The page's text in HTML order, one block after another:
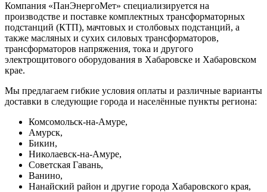
Компания «ПанЭнергоМет» специализируется на
производстве и поставке комплектных трансформаторных
подстанций (КТП), мачтовых и столбовых подстанций, а
также масляных и сухих силовых трансформаторов,
трансформаторов напряжения, тока и другого
электрощитового оборудования в Хабаровске и Хабаровском
крае.
Мы предлагаем гибкие условия оплаты и различные варианты
доставки в следующие города и населённые пункты региона:
Комсомольск-на-Амуре,
Амурск,
Бикин,
Николаевск-на-Амуре,
Советская Гавань,
Ванино,
Нанайский район и другие города Хабаровского края,